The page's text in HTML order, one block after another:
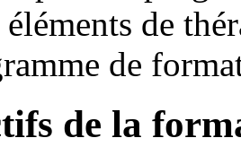
éléments de
de
de la